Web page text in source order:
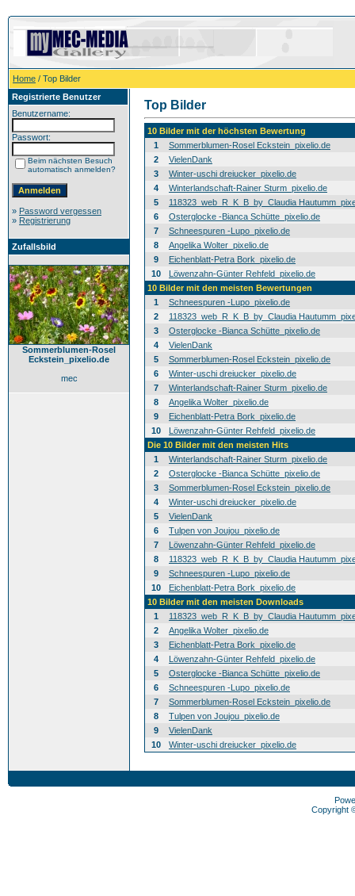
Home / Top Bilder
Registrierte Benutzer
Benutzername:
Passwort:
Beim nächsten Besuch
automatisch anmelden?
» Password vergessen
» Registrierung
Zufallsbild
Sommerblumen-Rosel
Eckstein_pixelio.de
mec
Top Bilder
10 Bilder mit der höchsten Bewertung
1
Sommerblumen-Rosel Eckstein_pixelio.de
2
VielenDank
3
Winter-uschi dreiucker_pixelio.de
4
Winterlandschaft-Rainer Sturm_pixelio.de
5
118323_web_R_K_B_by_Claudia
6
Osterglocke -Bianca Schütte_pixelio.de
7
Schneespuren -Lupo_pixelio.de
8
Angelika Wolter_pixelio.de
9
Eichenblatt-Petra Bork_pixelio.de
10
Löwenzahn-Günter Rehfeld_pixelio.de
10 Bilder mit den meisten Bewertungen
1
Schneespuren -Lupo_pixelio.de
2
118323_web_R_K_B_by_Claudia
3
Osterglocke -Bianca Schütte_pixelio.de
4
VielenDank
5
Sommerblumen-Rosel Eckstein_pixelio.de
6
Winter-uschi dreiucker_pixelio.de
7
Winterlandschaft-Rainer Sturm_pixelio.de
8
Angelika Wolter_pixelio.de
9
Eichenblatt-Petra Bork_pixelio.de
10
Löwenzahn-Günter Rehfeld_pixelio.de
Die 10 Bilder mit den meisten Hits
1
Winterlandschaft-Rainer Sturm_pixelio.de
2
Osterglocke -Bianca Schütte_pixelio.de
3
Sommerblumen-Rosel Eckstein_pixelio.de
4
Winter-uschi dreiucker_pixelio.de
5
VielenDank
6
Tulpen von Joujou_pixelio.de
7
Löwenzahn-Günter Rehfeld_pixelio.de
8
118323_web_R_K_B_by_Claudia
9
Schneespuren -Lupo_pixelio.de
10
Eichenblatt-Petra Bork_pixelio.de
10 Bilder mit den meisten Downloads
1
118323_web_R_K_B_by_Claudia
2
Angelika Wolter_pixelio.de
3
Eichenblatt-Petra Bork_pixelio.de
4
Löwenzahn-Günter Rehfeld_pixelio.de
5
Osterglocke -Bianca Schütte_pixelio.de
6
Schneespuren -Lupo_pixelio.de
7
Sommerblumen-Rosel Eckstein_pixelio.de
8
Tulpen von Joujou_pixelio.de
9
VielenDank
10
Winter-uschi dreiucker_pixelio.de
Copyright